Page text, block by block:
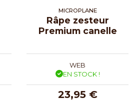
MICROPLANE
Râpe zesteur
Premium canelle
WEB
EN STOCK !
23,95 €